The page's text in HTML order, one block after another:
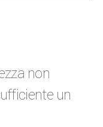
non
un